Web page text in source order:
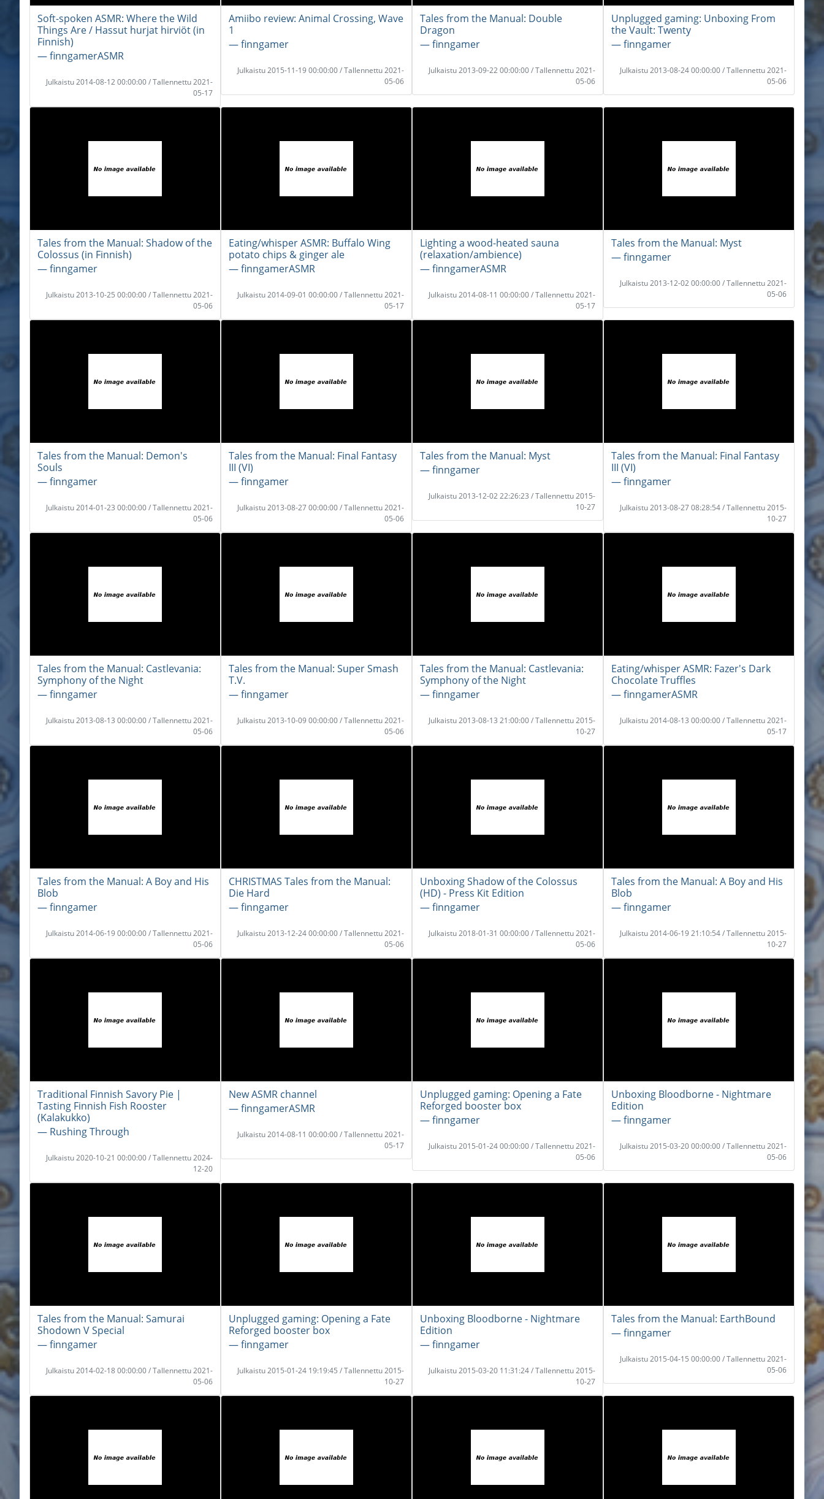
Soft-spoken ASMR: Where the Wild
Things Are / Hassut hurjat hirviöt (in
Finnish)
― finngamerASMR
Julkaistu 2014-08-12 00:00:00 / Tallennettu 2021-
05-17
Amiibo review: Animal Crossing, Wave
1
― finngamer
Julkaistu 2015-11-19 00:00:00 / Tallennettu 2021-
05-06
Tales from the Manual: Double
Dragon
― finngamer
Julkaistu 2013-09-22 00:00:00 / Tallennettu 2021-
05-06
Unplugged gaming: Unboxing From
the Vault: Twenty
― finngamer
Julkaistu 2013-08-24 00:00:00 / Tallennettu 2021-
05-06
Tales from the Manual: Shadow of the
Colossus (in Finnish)
― finngamer
Julkaistu 2013-10-25 00:00:00 / Tallennettu 2021-
05-06
Eating/whisper ASMR: Buffalo Wing
potato chips & ginger ale
― finngamerASMR
Julkaistu 2014-09-01 00:00:00 / Tallennettu 2021-
05-17
Lighting a wood-heated sauna
(relaxation/ambience)
― finngamerASMR
Julkaistu 2014-08-11 00:00:00 / Tallennettu 2021-
05-17
Tales from the Manual: Myst
― finngamer
Julkaistu 2013-12-02 00:00:00 / Tallennettu 2021-
05-06
Tales from the Manual: Demon's
Souls
― finngamer
Julkaistu 2014-01-23 00:00:00 / Tallennettu 2021-
05-06
Tales from the Manual: Final Fantasy
III (VI)
― finngamer
Julkaistu 2013-08-27 00:00:00 / Tallennettu 2021-
05-06
Tales from the Manual: Myst
― finngamer
Julkaistu 2013-12-02 22:26:23 / Tallennettu 2015-
10-27
Tales from the Manual: Final Fantasy
III (VI)
― finngamer
Julkaistu 2013-08-27 08:28:54 / Tallennettu 2015-
10-27
Tales from the Manual: Castlevania:
Symphony of the Night
― finngamer
Julkaistu 2013-08-13 00:00:00 / Tallennettu 2021-
05-06
Tales from the Manual: Super Smash
T.V.
― finngamer
Julkaistu 2013-10-09 00:00:00 / Tallennettu 2021-
05-06
Tales from the Manual: Castlevania:
Symphony of the Night
― finngamer
Julkaistu 2013-08-13 21:00:00 / Tallennettu 2015-
10-27
Eating/whisper ASMR: Fazer's Dark
Chocolate Truffles
― finngamerASMR
Julkaistu 2014-08-13 00:00:00 / Tallennettu 2021-
05-17
Tales from the Manual: A Boy and His
Blob
― finngamer
Julkaistu 2014-06-19 00:00:00 / Tallennettu 2021-
05-06
CHRISTMAS Tales from the Manual:
Die Hard
― finngamer
Julkaistu 2013-12-24 00:00:00 / Tallennettu 2021-
05-06
Unboxing Shadow of the Colossus
(HD) - Press Kit Edition
― finngamer
Julkaistu 2018-01-31 00:00:00 / Tallennettu 2021-
05-06
Tales from the Manual: A Boy and His
Blob
― finngamer
Julkaistu 2014-06-19 21:10:54 / Tallennettu 2015-
10-27
Traditional Finnish Savory Pie |
Tasting Finnish Fish Rooster
(Kalakukko)
― Rushing Through
Julkaistu 2020-10-21 00:00:00 / Tallennettu 2024-
12-20
New ASMR channel
― finngamerASMR
Julkaistu 2014-08-11 00:00:00 / Tallennettu 2021-
05-17
Unplugged gaming: Opening a Fate
Reforged booster box
― finngamer
Julkaistu 2015-01-24 00:00:00 / Tallennettu 2021-
05-06
Unboxing Bloodborne - Nightmare
Edition
― finngamer
Julkaistu 2015-03-20 00:00:00 / Tallennettu 2021-
05-06
Tales from the Manual: Samurai
Shodown V Special
― finngamer
Julkaistu 2014-02-18 00:00:00 / Tallennettu 2021-
05-06
Unplugged gaming: Opening a Fate
Reforged booster box
― finngamer
Julkaistu 2015-01-24 19:19:45 / Tallennettu 2015-
10-27
Unboxing Bloodborne - Nightmare
Edition
― finngamer
Julkaistu 2015-03-20 11:31:24 / Tallennettu 2015-
10-27
Tales from the Manual: EarthBound
― finngamer
Julkaistu 2015-04-15 00:00:00 / Tallennettu 2021-
05-06